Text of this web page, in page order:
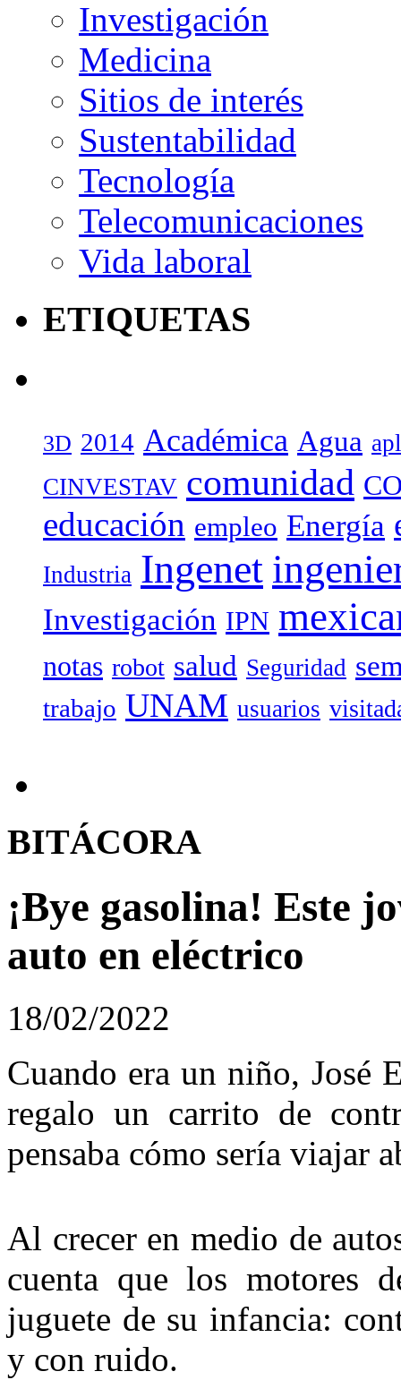
Investigación
Medicina
Sitios de interés
Sustentabilidad
Tecnología
Telecomunicaciones
Vida laboral
ETIQUETAS
3D 2014 Académica Agua
CINVESTAV comunidad
educación empleo Energía
Industria Ingenet
Investigación IPN
notas robot salud Seguridad
trabajo UNAM usuarios
BITÁCORA
¡Bye gasolina! Este
auto en eléctrico
18/02/2022
Cuando era un niño, José
regalo un carrito de
pensaba cómo sería viajar
Al crecer en medio de
cuenta que los motores
juguete de su infancia:
y con ruido.